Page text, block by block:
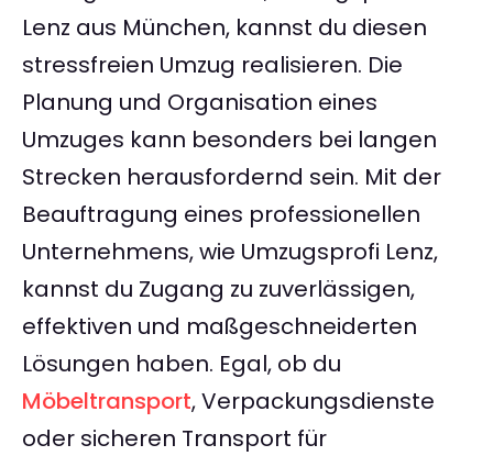
Lenz aus München, kannst du diesen
stressfreien Umzug realisieren. Die
Planung und Organisation eines
Umzuges kann besonders bei langen
Strecken herausfordernd sein. Mit der
Beauftragung eines professionellen
Unternehmens, wie Umzugsprofi Lenz,
kannst du Zugang zu zuverlässigen,
effektiven und maßgeschneiderten
Lösungen haben. Egal, ob du
Möbeltransport, Verpackungsdienste
oder sicheren Transport für